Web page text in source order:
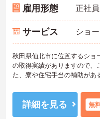
雇用形態 正社
サービス ショ
秋田県仙北市に位置するショ
の取得実績がありますので、
た、寮や住宅手当の補助があ
お話しいたしますのでお気軽
詳細を見る 無